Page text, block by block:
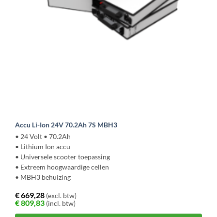
Accu Li-Ion 24V 70.2Ah 7S MBH3
• 24 Volt • 70.2Ah
• Lithium Ion accu
• Universele scooter toepassing
• Extreem hoogwaardige cellen
• MBH3 behuizing
€669,28 (excl. btw)
€809,83 (incl. btw)